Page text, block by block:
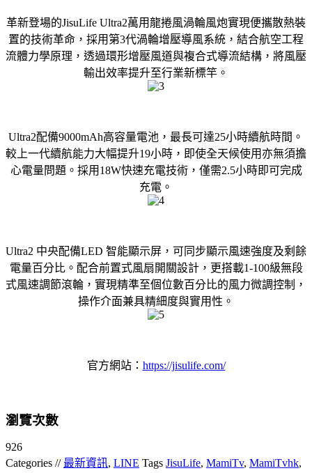
革新登場的JisuLife Ultra2萬用龍捲風渦輪風炮實現便攜散熱裝
置的技術革命，採用第3代渦輪增壓導風系統，結合航空工程
流體力學原理，透過環形增壓風道與複合式導流結構，將風壓
輸出效率提升至行業新標竿。
Ultra2配備9000mAh高容量電池，最長可達25小時續航時間。
較上一代續航能力大幅提升19小時，即使全天候使用亦無須擔
心電量問題。採用18W快速充電技術，僅需2.5小時即可完成
充電。
Ultra2 中央配備LED 智能顯示屏，可同步顯示風速強度及剩餘
電量百分比。配合前置式風扇開關設計，更搭載1-100級無段
式風速調節滾輪，實現精準至個位數百分比的風力微調控制，
操作介面兼具精細度與實用性。
官方網站： https://jisulife.com/
瀏覽次數
926
Categories // 最新資訊, LINE Tags JisuLife, MamiTv, MamiTvhk,